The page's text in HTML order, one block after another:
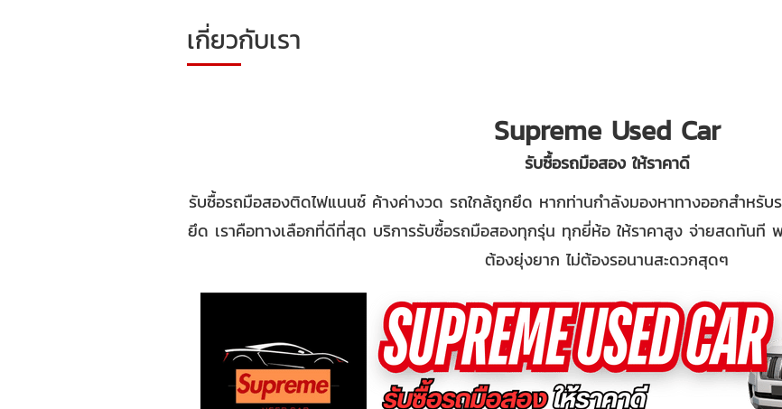
เกี่ยวกับเรา
Supreme Used Car
รับซื้อรถมือสอง ให้ราคาดี
รับซื้อรถมือสองติดไฟแนนซ์ ค้างค่างวด รถใกล้ถูกยึด หากท่านกำลังมองหาทางออกสำหรั
ยึด เราคือทางเลือกที่ดีที่สุด บริการรับซื้อรถมือสองทุกรุ่น ทุกยี่ห้อ ให้ราคาสูง จ่ายสดทันที
ต้องยุ่งยาก ไม่ต้องรอนานสะดวกสุดๆ